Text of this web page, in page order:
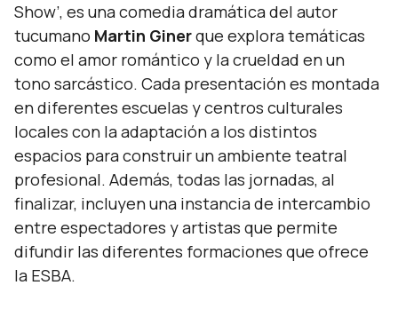
Show’, es una comedia dramática del autor
tucumano Martin Ginerque explora temáticas
como el amor romántico y la crueldad en un
tono sarcástico. Cada presentación es montada
en diferentes escuelas y centros culturales
locales con la adaptación a los distintos
espacios para construir un ambiente teatral
profesional. Además, todas las jornadas, al
finalizar, incluyen una instancia de intercambio
entre espectadores y artistas que permite
difundir las diferentes formaciones que ofrece
la ESBA.